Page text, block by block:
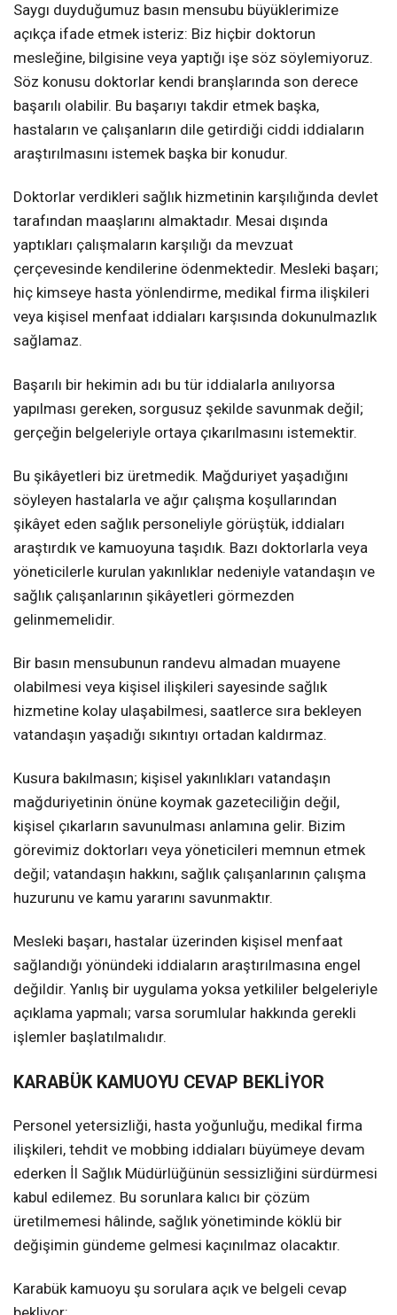
Saygı duyduğumuz basın mensubu büyüklerimize
açıkça ifade etmek isteriz: Biz hiçbir doktorun
mesleğine, bilgisine veya yaptığı işe söz söylemiyoruz.
Söz konusu doktorlar kendi branşlarında son derece
başarılı olabilir. Bu başarıyı takdir etmek başka,
hastaların ve çalışanların dile getirdiği ciddi iddiaların
araştırılmasını istemek başka bir konudur.
Doktorlar verdikleri sağlık hizmetinin karşılığında devlet
tarafından maaşlarını almaktadır. Mesai dışında
yaptıkları çalışmaların karşılığı da mevzuat
çerçevesinde kendilerine ödenmektedir. Mesleki başarı;
hiç kimseye hasta yönlendirme, medikal firma ilişkileri
veya kişisel menfaat iddiaları karşısında dokunulmazlık
sağlamaz.
Başarılı bir hekimin adı bu tür iddialarla anılıyorsa
yapılması gereken, sorgusuz şekilde savunmak değil;
gerçeğin belgeleriyle ortaya çıkarılmasını istemektir.
Bu şikâyetleri biz üretmedik. Mağduriyet yaşadığını
söyleyen hastalarla ve ağır çalışma koşullarından
şikâyet eden sağlık personeliyle görüştük, iddiaları
araştırdık ve kamuoyuna taşıdık. Bazı doktorlarla veya
yöneticilerle kurulan yakınlıklar nedeniyle vatandaşın ve
sağlık çalışanlarının şikâyetleri görmezden
gelinmemelidir.
Bir basın mensubunun randevu almadan muayene
olabilmesi veya kişisel ilişkileri sayesinde sağlık
hizmetine kolay ulaşabilmesi, saatlerce sıra bekleyen
vatandaşın yaşadığı sıkıntıyı ortadan kaldırmaz.
Kusura bakılmasın; kişisel yakınlıkları vatandaşın
mağduriyetinin önüne koymak gazeteciliğin değil,
kişisel çıkarların savunulması anlamına gelir. Bizim
görevimiz doktorları veya yöneticileri memnun etmek
değil; vatandaşın hakkını, sağlık çalışanlarının çalışma
huzurunu ve kamu yararını savunmaktır.
Mesleki başarı, hastalar üzerinden kişisel menfaat
sağlandığı yönündeki iddiaların araştırılmasına engel
değildir. Yanlış bir uygulama yoksa yetkililer belgeleriyle
açıklama yapmalı; varsa sorumlular hakkında gerekli
işlemler başlatılmalıdır.
KARABÜK KAMUOYU CEVAP BEKLİYOR
Personel yetersizliği, hasta yoğunluğu, medikal firma
ilişkileri, tehdit ve mobbing iddiaları büyümeye devam
ederken İl Sağlık Müdürlüğünün sessizliğini sürdürmesi
kabul edilemez. Bu sorunlara kalıcı bir çözüm
üretilmemesi hâlinde, sağlık yönetiminde köklü bir
değişimin gündeme gelmesi kaçınılmaz olacaktır.
Karabük kamuoyu şu sorulara açık ve belgeli cevap